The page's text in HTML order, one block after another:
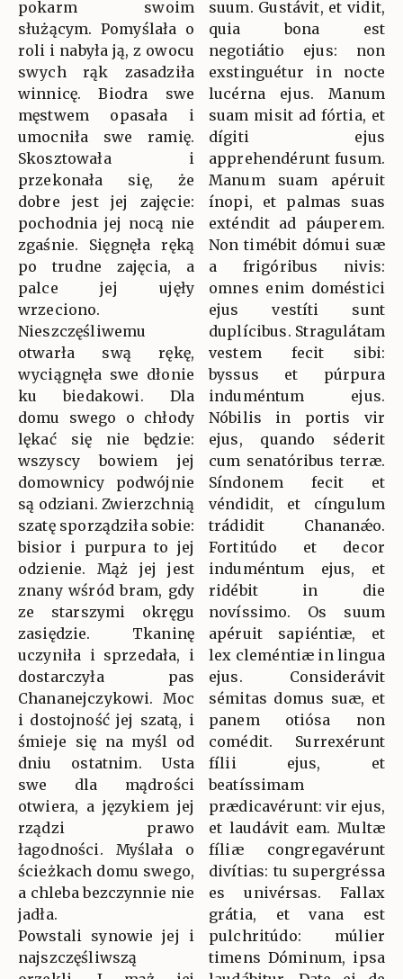
pokarm swoim
służącym. Pomyślała o
roli i nabyła ją, z owocu
swych rąk zasadziła
winnicę. Biodra swe
męstwem opasała i
umocniła swe ramię.
Skosztowała i
przekonała się, że
dobre jest jej zajęcie:
pochodnia jej nocą nie
zgaśnie. Sięgnęła ręką
po trudne zajęcia, a
palce jej ujęły
wrzeciono.
Nieszczęśliwemu
otwarła swą rękę,
wyciągnęła swe dłonie
ku biedakowi. Dla
domu swego o chłody
lękać się nie będzie:
wszyscy bowiem jej
domownicy podwójnie
są odziani. Zwierzchnią
szatę sporządziła sobie:
bisior i purpura to jej
odzienie. Mąż jej jest
znany wśród bram, gdy
ze starszymi okręgu
zasiędzie. Tkaninę
uczyniła i sprzedała, i
dostarczyła pas
Chananejczykowi. Moc
i dostojność jej szatą, i
śmieje się na myśl od
dniu ostatnim. Usta
swe dla mądrości
otwiera, a językiem jej
rządzi prawo
łagodności. Myślała o
ścieżkach domu swego,
a chleba bezczynnie nie
jadła.
Powstali synowie jej i
najszczęśliwszą
suum. Gustávit, et vidit,
quia bona est
negotiátio ejus: non
exstinguétur in nocte
lucérna ejus. Manum
suam misit ad fórtia, et
dígiti ejus
apprehendérunt fusum.
Manum suam apéruit
ínopi, et palmas suas
exténdit ad páuperem.
Non timébit dómui suæ
a frigóribus nivis:
omnes enim doméstici
ejus vestíti sunt
duplícibus. Stragulátam
vestem fecit sibi:
byssus et púrpura
induméntum ejus.
Nóbilis in portis vir
ejus, quando séderit
cum senatóribus terræ.
Síndonem fecit et
véndidit, et cíngulum
trádidit Chananǽo.
Fortitúdo et decor
induméntum ejus, et
ridébit in die
novíssimo. Os suum
apéruit sapiéntiæ, et
lex cleméntiæ in lingua
ejus. Considerávit
sémitas domus suæ, et
panem otiósa non
comédit. Surrexérunt
fílii ejus, et
beatíssimam
prædicavérunt: vir ejus,
et laudávit eam. Multæ
fíliæ congregavérunt
divítias: tu supergréssa
es univérsas. Fallax
grátia, et vana est
pulchritúdo: múlier
timens Dóminum, ipsa